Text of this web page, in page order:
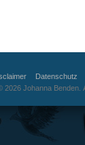
Datenschutz
2026 Johanna Benden.